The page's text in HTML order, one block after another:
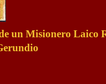
un Misionero Laico